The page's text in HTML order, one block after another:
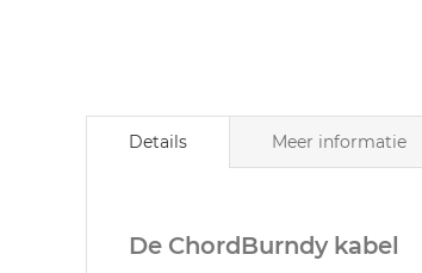
Details
De ChordBurndy kabel
Meer informatie